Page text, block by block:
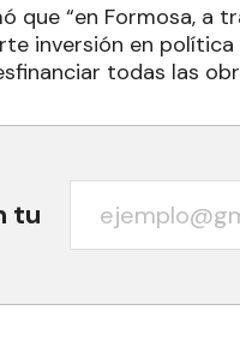
que “en Formosa, a
inversión en
todas las
tu